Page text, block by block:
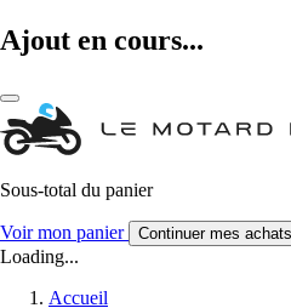
Ajout en cours...
Sous-total du panier
Voir mon panier Continuer mes achats
Loading...
Accueil